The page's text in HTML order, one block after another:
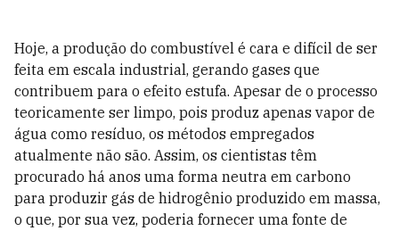
Hoje, a produção do combustível é cara e difícil de ser
feita em escala industrial, gerando gases que
contribuem para o efeito estufa. Apesar de o processo
teoricamente ser limpo, pois produz apenas vapor de
água como resíduo, os métodos empregados
atualmente não são. Assim, os cientistas têm
procurado há anos uma forma neutra em carbono
para produzir gás de hidrogênio produzido em massa,
o que, por sua vez, poderia fornecer uma fonte de